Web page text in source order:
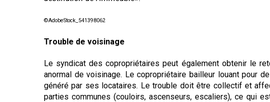
©AdobeStock_541398062
Trouble de voisinage
Le syndicat des copropriétaires peut également obtenir le
anormal de voisinage. Le copropriétaire bailleur louant pour
généré par ses locataires. Le trouble doit être collectif et
parties communes (couloirs, ascenseurs, escaliers), ce qui